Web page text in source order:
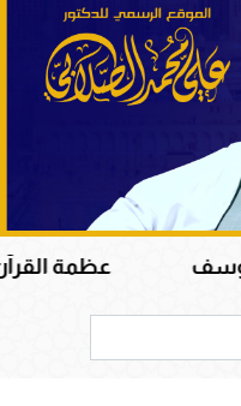
عظمة القرآن الكريم في